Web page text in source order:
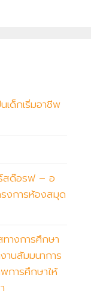
เด็กเริ่มอาชีพ
สด๊อรฟ – อ
งการห้องสมุด
างการศึกษา
านสัมมนาการ
การศึกษาให้